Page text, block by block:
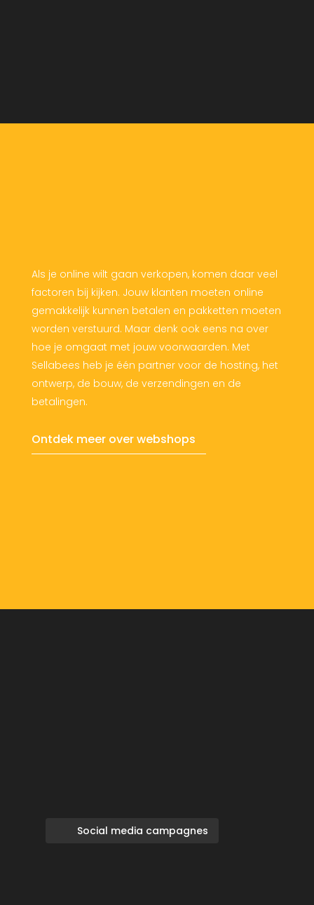
Als je online wilt gaan verkopen, komen daar veel
factoren bij kijken. Jouw klanten moeten online
gemakkelijk kunnen betalen en pakketten moeten
worden verstuurd. Maar denk ook eens na over
hoe je omgaat met jouw voorwaarden. Met
Sellabees heb je één partner voor de hosting, het
ontwerp, de bouw, de verzendingen en de
betalingen.
Ontdek meer over webshops
Social media campagnes